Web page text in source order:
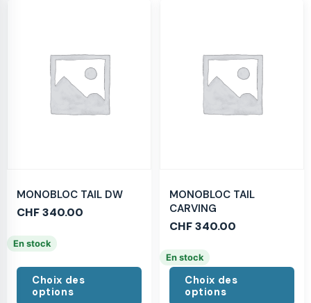
MONOBLOC TAIL DW
CHF340.00
En stock
Choix des
options
MONOBLOC TAIL
CARVING
CHF340.00
En stock
Choix des
options